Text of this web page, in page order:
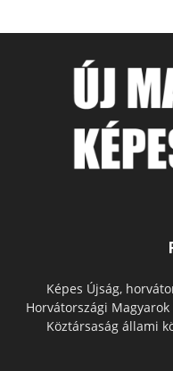
Képes Újság,
Horvátországi
Köztársaság állami